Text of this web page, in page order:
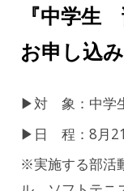
『中学生
お申し込
▶対 象 ：中学
▶ 日 程 ：8月
※実施する部活